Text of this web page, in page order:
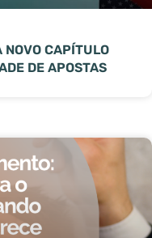
NOVO CAPÍTULO
DE APOSTAS